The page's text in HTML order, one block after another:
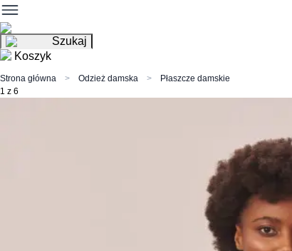
Szukaj
Koszyk
Strona główna Odzież damska
Płaszcze damskie
1 z 6